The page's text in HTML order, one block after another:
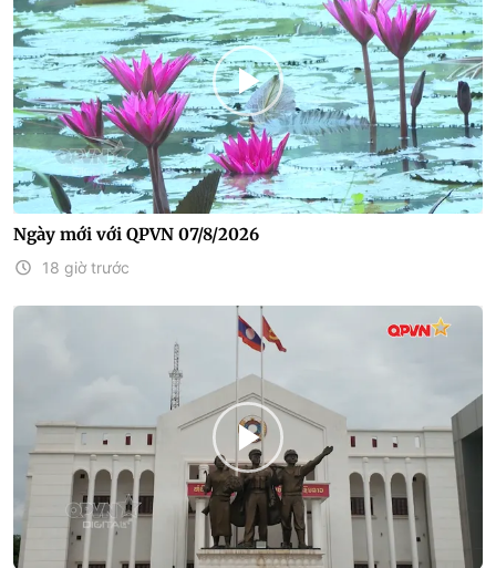
Ngày mới với QPVN 07/8/2026
18 giờ trước